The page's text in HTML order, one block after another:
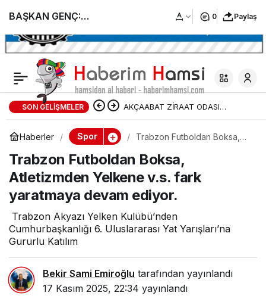
SON GELIŞMELER AKÇAABAT ZİRAAT ODASI
ÜRETİCİLERİNE AĞUSTOS AYI İÇİN
UYARI!
Haberler Spor
Trabzon Futboldan Boksa,
yaratmaya devam ediyor.
Trabzon Futboldan Boksa,
Atletizmden Yelkene v.s. fark
yaratmaya devam ediyor.
Trabzon Akyazı Yelken Kulübü’nden
Cumhurbaşkanlığı 6. Uluslararası Yat Yarışları’na
Gururlu Katılım
Bekir Sami Emiroğlu tarafından yayınlandı
17 Kasım 2025, 22:34 yayınlandı
BAŞKAN GENÇ:
“TRABZONSPOR, HAKKI
SAVUNMA
MÜCADELESİNİN EN
PLATFORMUDUR”
0 Paylaş